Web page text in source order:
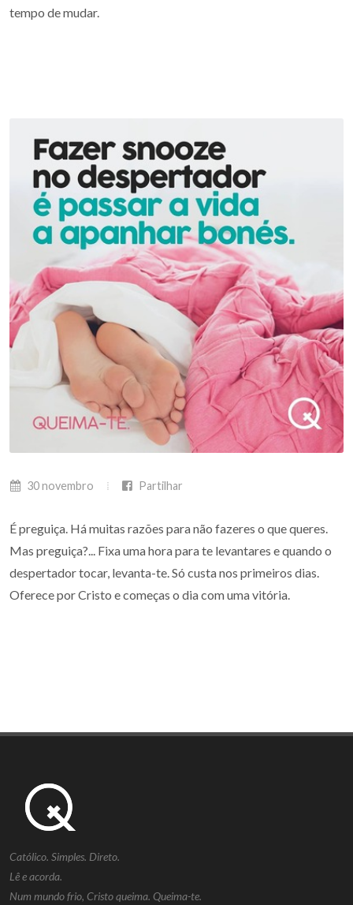
tempo de mudar.
30 novembro Partilhar
É preguiça. Há muitas razões para não fazeres o que queres.
Mas preguiça?... Fixa uma hora para te levantares e quando o
despertador tocar, levanta-te. Só custa nos primeiros dias.
Oferece por Cristo e começas o dia com uma vitória.
Católico. Simples. Direto.
Lê e acorda.
Num mundo frio, Cristo queima. Queima-te.